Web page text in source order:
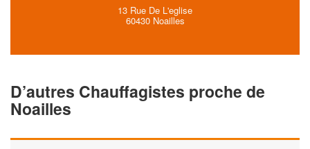
13 Rue De L'eglise
60430 Noailles
D’autres Chauffagistes proche de
Noailles